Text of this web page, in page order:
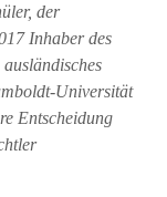
der
Inhaber des
Universität
Entscheidung